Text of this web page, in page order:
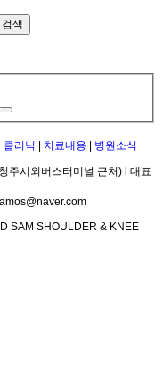
검색
클리닉 치료내용 병원소식
주시외버스터미널 근처) l 대표
SAM SHOULDER & KNEE